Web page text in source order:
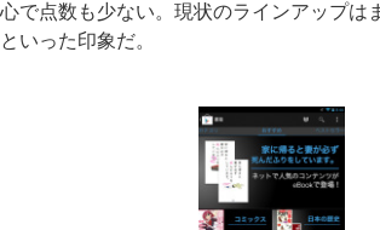
心で点数も少ない。現状のラインアップは
といった印象だ。